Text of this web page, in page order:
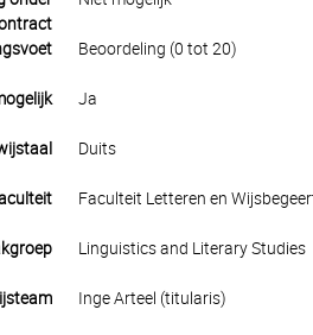
Beoordeling (0 tot 20)
Ja
Duits
Faculteit Letteren en
Linguistics and Literary Studies
Inge Arteel (titularis)